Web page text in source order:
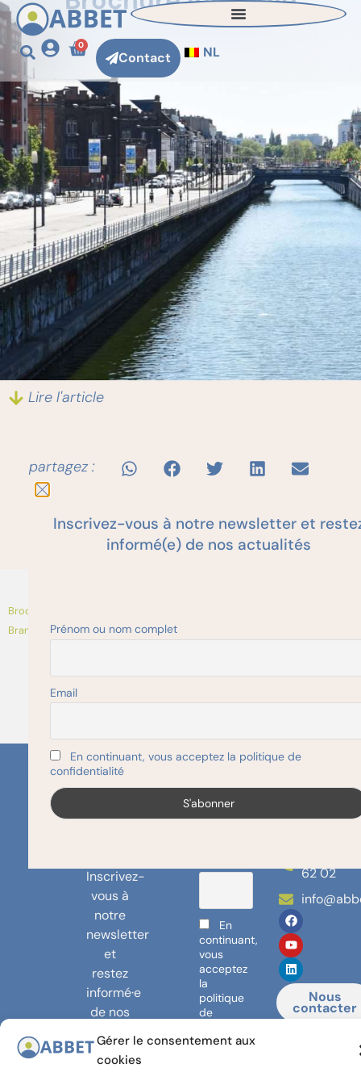
Gérer le consentement aux
cookies
0
Contact NL
Lire l'article
partagez :
Brochure incendie FR
Brand brochure NL
Télécharger
La
newsletter
Inscrivez-
vous à
notre
newsletter
et
restez
informé·e
de nos
!
complet
En
continuant,
vous
acceptez
la
politique
de
62 02
Nous
contacter
Inscrivez-vous à notre newsletter et
informé(e) de nos actualités
Prénom ou nom complet
Email
En continuant, vous acceptez la politique de
confidentialité